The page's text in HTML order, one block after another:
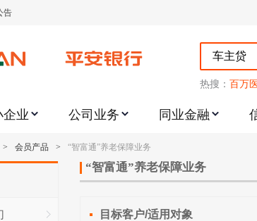
告
金属交易协议书》的公告
通知
务调整合约保证金比例和涨跌幅度限制的通知
示
热搜： 百万
企业 公司业务 同业金融
> 会员产品 > “智富通”养老保障业务
“智富通”养老保障业务
目标客户/适用对象